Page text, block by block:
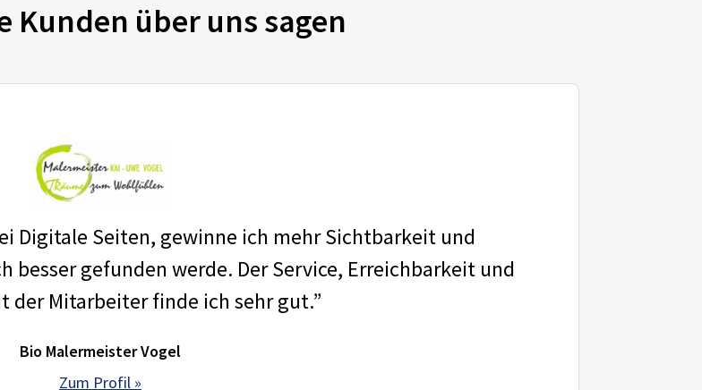
Kunden über uns sagen
Digitale Seiten, gewinne ich mehr Sichtbarkeit und
gefunden werde. Der Service, Erreichbarkeit und
der Mitarbeiter finde ich sehr gut.”
Bio Malermeister Vogel
Zum Profil »